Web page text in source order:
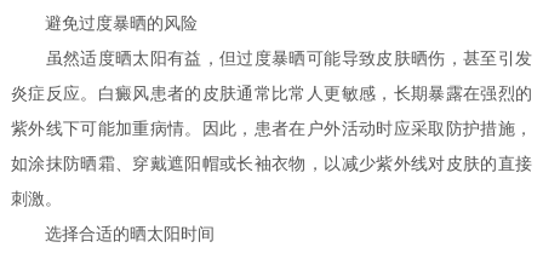
避免过度暴晒的风险
虽然适度晒太阳有益，但过度暴晒可能导致皮肤晒伤，甚至引发
炎症反应。白癜风患者的皮肤通常比常人更敏感，长期暴露在强烈的
紫外线下可能加重病情。因此，患者在户外活动时应采取防护措施，
如涂抹防晒霜、穿戴遮阳帽或长袖衣物，以减少紫外线对皮肤的直接
刺激。
选择合适的晒太阳时间